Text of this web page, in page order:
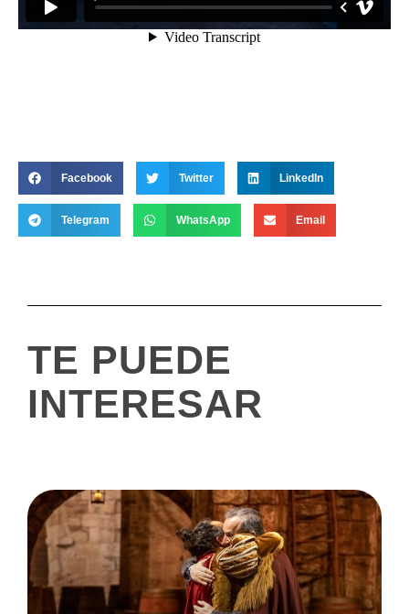
Facebook Twitter LinkedIn
Telegram WhatsApp Email
TE PUEDE
INTERESAR